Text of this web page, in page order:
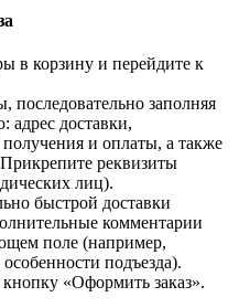
в корзину и перейдите к
заполняя
доставки,
и оплаты, а также
реквизиты
лиц).
быстрой доставки
комментарии
поле (например,
подъезда).
«Оформить заказ».